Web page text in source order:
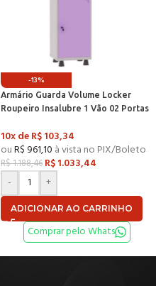
-13%
Armário Guarda Volume Locker
Roupeiro Insalubre 1 Vão 02 Portas
Cinza e Lilás – Pandin
10x deR$103,34
ouR$ 961,10 à vista no PIX/Boleto
R$1.188,46 R$1.033,44
-
+
ADICIONAR AO CARRINHO
Comprar pelo Whats